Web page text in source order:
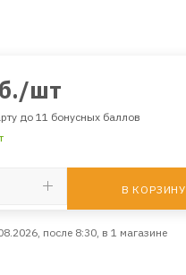
/шт
до 11 бонусных баллов
В КОРЗИНУ
после 8:30, в 1 магазине